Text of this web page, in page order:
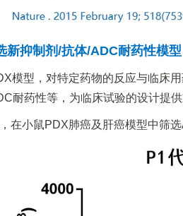
新抑制剂/抗体/ADC耐药性模型
模型，对特定药物的反应与临床
耐药性等，为临床试验的设计提供
在小鼠PDX肺癌及肝癌模型中筛